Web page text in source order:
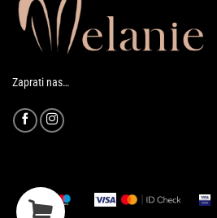
Zaprati nas…